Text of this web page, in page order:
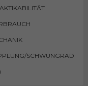
SCHWUNGRAD